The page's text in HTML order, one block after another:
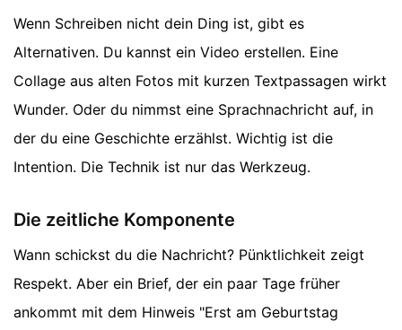
Wenn Schreiben nicht dein Ding ist, gibt es
Alternativen. Du kannst ein Video erstellen. Eine
Collage aus alten Fotos mit kurzen Textpassagen wirkt
Wunder. Oder du nimmst eine Sprachnachricht auf, in
der du eine Geschichte erzählst. Wichtig ist die
Intention. Die Technik ist nur das Werkzeug.
Die zeitliche Komponente
Wann schickst du die Nachricht? Pünktlichkeit zeigt
Respekt. Aber ein Brief, der ein paar Tage früher
ankommt mit dem Hinweis "Erst am Geburtstag